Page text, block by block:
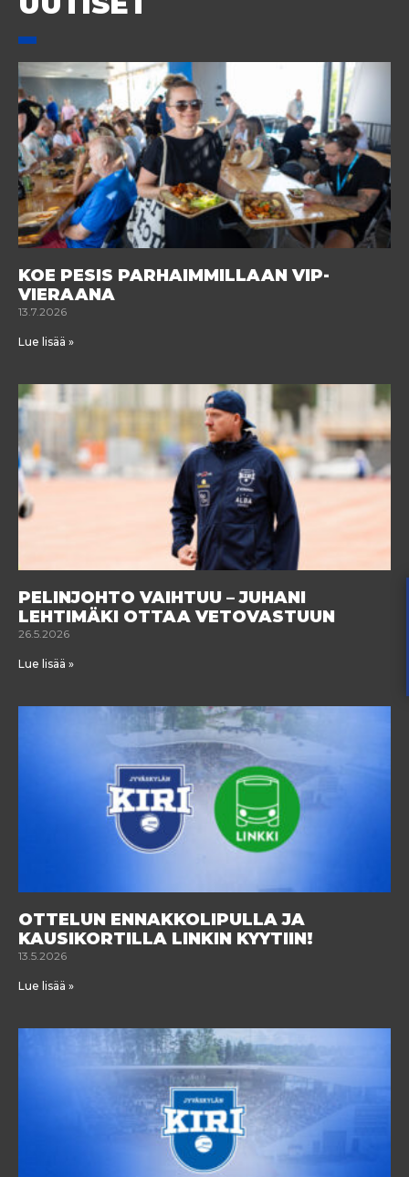
KOE PESIS PARHAIMMILLAAN VIP-
VIERAANA
13.7.2026
Lue lisää »
PELINJOHTO VAIHTUU – JUHANI
LEHTIMÄKI OTTAA VETOVASTUUN
26.5.2026
Lue lisää »
OTTELUN ENNAKKOLIPULLA JA
KAUSIKORTILLA LINKIN KYYTIIN!
13.5.2026
Lue lisää »